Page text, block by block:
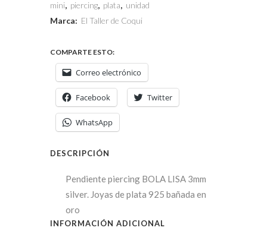
mini, piercing, plata, unidad
Marca: El Taller de Coqui
COMPARTE ESTO:
Correo electrónico
Facebook Twitter
WhatsApp
DESCRIPCIÓN
Pendiente piercing BOLA LISA 3mm
silver. Joyas de plata 925 bañada en
oro
INFORMACIÓN ADICIONAL